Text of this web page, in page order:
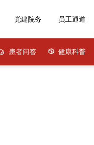
党建院务 员工通道
患者问答 健康科普